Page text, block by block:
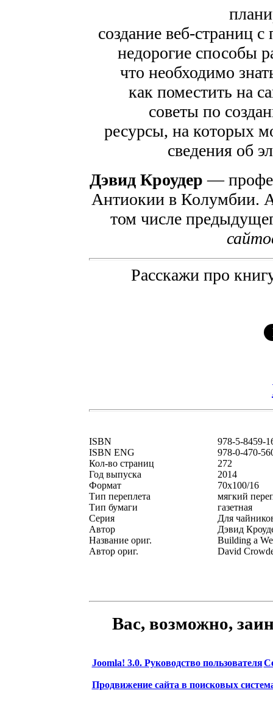
создание веб-страниц
недорогие способы
что необходимо
как поместить на
советы по
ресурсы, на которых
сведения об
Дэвид Кроудер —
Антиокии в Колумбии.
том числе
Расскажи про
ISBN
978-5-8459-
ISBN ENG
978-0-470-
Кол-во страниц
272
Год выпуска
2014
Формат
70x100/16
Тип переплета
мягкий
Тип бумаги
газетная
Серия
Для
Автор
Дэвид
Название ориг.
Building a
Автор ориг.
David
Вас, возможно,
Joomla! 3.0. Руководство пользователя
Продвижение сайта в поисковых